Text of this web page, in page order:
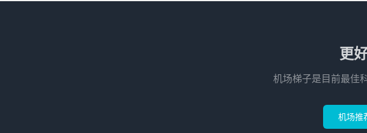
更
机场梯子是目前最佳
机场推